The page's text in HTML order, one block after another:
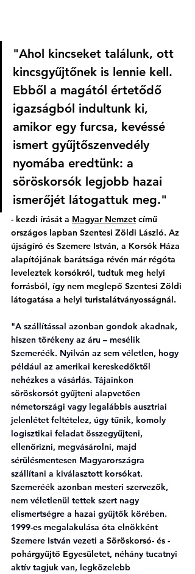
"Ahol kincseket találunk, ott
kincsgyűjtőnek is lennie kell.
Ebből a magától értetődő
igazságból indultunk ki,
amikor egy furcsa, kevéssé
ismert gyűjtőszenvedély
nyomába eredtünk: a
söröskorsók legjobb hazai
ismerőjét látogattuk meg."
- kezdi írását a Magyar Nemzet című
országos lapban Szentesi Zöldi László. Az
újságíró és Szemere István, a Korsók Háza
alapítójának barátsága révén már régóta
leveleztek korsókról, tudtuk meg helyi
forrásból, így nem meglepő Szentesi Zöldi
látogatása a helyi turistalátványosságnál.
"A szállítással azonban gondok akadnak,
hiszen törékeny az áru – mesélik
Szemeréék. Nyilván az sem véletlen, hogy
például az amerikai kereskedőktől
nehézkes a vásárlás. Tájainkon
söröskorsót gyűjteni alapvetően
németországi vagy legalábbis ausztriai
jelenlétet feltételez, úgy tűnik, komoly
logisztikai feladat összegyűjteni,
ellenőrizni, megvásárolni, majd
sérülésmentesen Magyarországra
szállítani a kiválasztott korsókat.
Szemeréék azonban mesteri szervezők,
nem véletlenül tettek szert nagy
elismertségre a hazai gyűjtők körében.
1999-es megalakulása óta elnökként
Szemere István vezeti a Söröskorsó- és -
pohárgyűjtő Egyesületet, néhány tucatnyi
aktív tagjuk van, legközelebb